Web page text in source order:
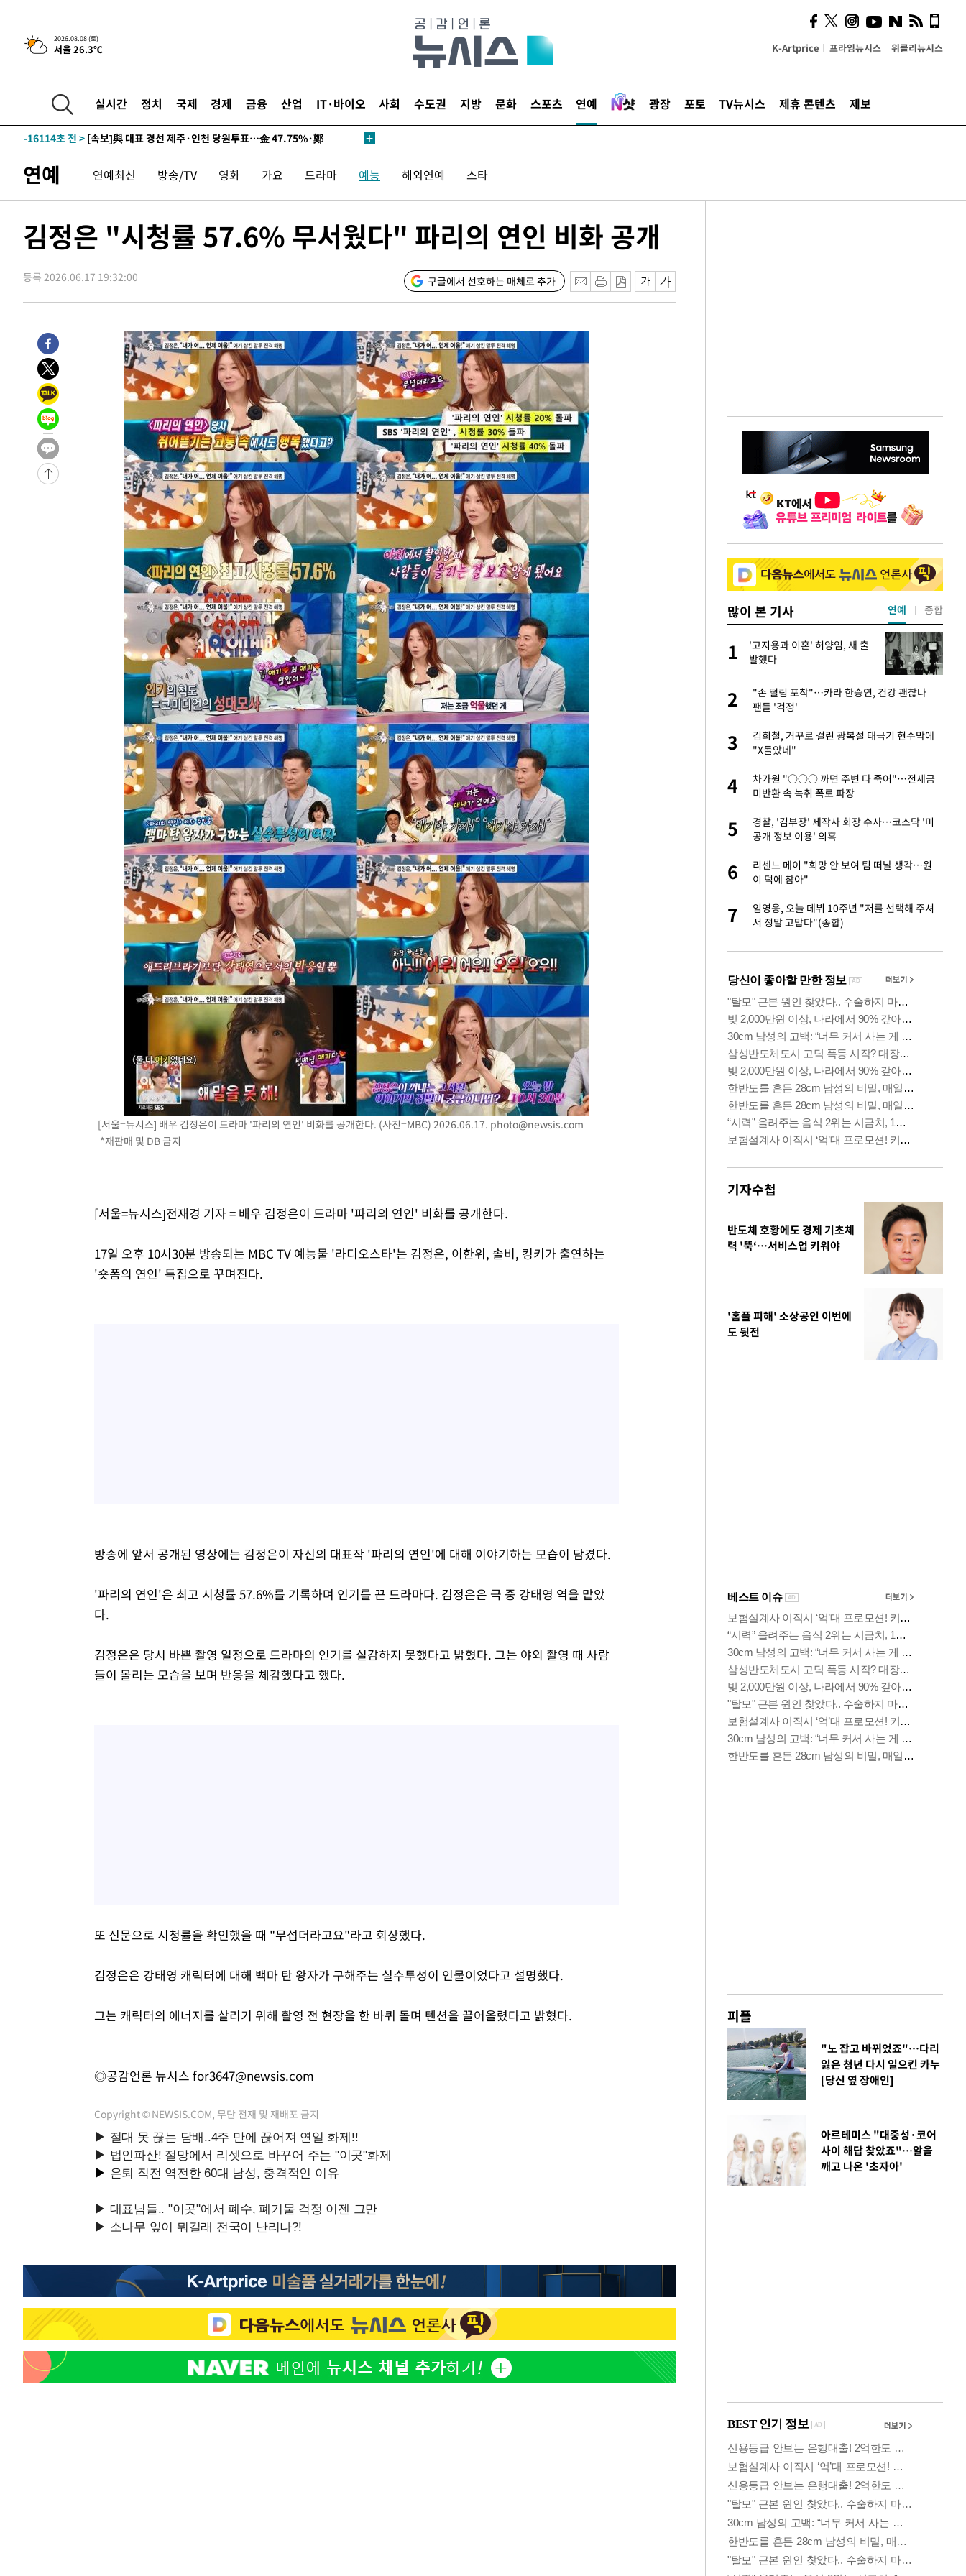
2026.08.08 (토)
서울 26.3℃ K-Artprice 프라임뉴시스 위클리뉴시스
실시간 정치 국제 경제 금융 산업 IT·바이오 사회 수도권 지방 문화 스포츠 연예 광장 포토 TV뉴시스 제휴 콘텐츠 제보
9시간 전 >[속보]뉴욕증시 상승 마감…S&P 0.6% 나스닥 1.3%↑
-25832초 전 >이란 "호르무즈 재개방 합의 근접…美 배상 선행돼야"
한민수·김용 순
-16832초 전 >
[속보]김민석, 與 전대 당원투표 누적 득표율 45.42%로 1위… 정
청래 44.56%
-16114초 전 >
42.08%·宋 10.17%
-15648초 전 > 이강인 "아틀레티코 이적 기뻐…등번호 7번 의미보단 팀 위해 뛸
-9357초 전 >
낮 최고 35도 '무더위'…동해안 시간당 30㎜ '강한 비'[내일날씨]
-8627초 전 >[속보]이강인 "감독님이 원하는 마음 느꼈고, 많은 트로피 원해 아틀
-7378초 전 >온열질환 사망자 3명 늘어…누적 환자 3000명 돌파
42분 전 >백운산서 80년근 천종산삼 9뿌리 발견…감정가 1.3억원
1시간 전 >선재도서 해루질 나섰다 실종 60대, 닷새 만에 숨진 채 발견
2시간 전 >
여수 오동도 해상서 모터보트 전복…1명 사망·1명 실종
3시간 전 >
극한폭염 한풀 꺾이지만…'낮 최고 35도' 무더위, 열대야 계속[다음주
날씨]
4시간 전 >
축구협회 "압수수색·성접대 논란 사과…쇄신의 기회로 삼겠다"
4시간 전 >
[속보]'압수수색·성접대 논란' 축구협회 "실망과 걱정 안겨드려 죄송"
7시간 전 >
'최고 37도' 폭염 지속…강원동해안 최대 150㎜ 비
9시간 전 >
[속보]뉴욕증시 상승 마감…S&P 0.6% 나스닥 1.3%↑
-25832초 전 >
이란 "호르무즈 재개방 합의 근접…美 배상 선행돼야"
-16879초 전 >
[속보]與최고위원 제주·인천 순회경선…박선원·최민희·서미화·
[속보]김민석, 與 전대 당원투표 누적 득표율 45.42%로 1위… 정
[속보]與 대표 경선 제주·인천 당원투표…金 47.75%·鄭
이강인 "아틀레티코 이적 기뻐…등번호 7번 의미보단 팀 위해 뛸
[속보]與 당대표 경선, 제주·인천 권리당원 투표 김민석 승리
낮 최고 35도 '무더위'…동해안 시간당 30㎜ '강한 비'[내일날씨]
[속보]이강인 "감독님이 원하는 마음 느꼈고, 많은 트로피 원해 아틀
수도권 40도 육박 '펄펄'…동해안 일부 지역엔 호의주의보
온열질환 사망자 3명 늘어…누적 환자 3000명 돌파
강릉에 시간당 81.4㎜ 물폭탄…도로 잠기고 담벼락 붕괴
백운산서 80년근 천종산삼 9뿌리 발견…감정가 1.3억원
선재도서 해루질 나섰다 실종 60대, 닷새 만에 숨진 채 발견
남자 농구, 나고야 아시안게임서 '홈팀' 일본과 한일전
여수 오동도 해상서 모터보트 전복…1명 사망·1명 실종
극한폭염 한풀 꺾이지만…'낮 최고 35도' 무더위, 열대야 계속[다음주
축구협회 "압수수색·성접대 논란 사과…쇄신의 기회로 삼겠다"
[속보]'압수수색·성접대 논란' 축구협회 "실망과 걱정 안겨드려 죄송"
'최고 37도' 폭염 지속…강원동해안 최대 150㎜ 비
[속보]뉴욕증시 상승 마감…S&P 0.6% 나스닥 1.3%↑
연예 연예최신 방송/TV 영화 가요 드라마 예능 해외연예 스타
김정은 "시청률 57.6% 무서웠다" 파리의 연인 비화 공개
등록 2026.06.17 19:32:00 구글에서 선호하는 매체로 추가
[서울=뉴시스] 배우 김정은이 드라마 '파리의 연인' 비화를 공개한다. (사진=MBC) 2026.06.17. photo@newsis.com
*재판매 및 DB 금지
[서울=뉴시스]전재경 기자 = 배우 김정은이 드라마 '파리의 연인' 비화를 공개한다.
17일 오후 10시30분 방송되는 MBC TV 예능물 '라디오스타'는 김정은, 이한위, 솔비, 킹키가 출연하는
'숏폼의 연인' 특집으로 꾸며진다.
방송에 앞서 공개된 영상에는 김정은이 자신의 대표작 '파리의 연인'에 대해 이야기하는 모습이 담겼다.
'파리의 연인'은 최고 시청률 57.6%를 기록하며 인기를 끈 드라마다. 김정은은 극 중 강태영 역을 맡았
다.
김정은은 당시 바쁜 촬영 일정으로 드라마의 인기를 실감하지 못했다고 밝혔다. 그는 야외 촬영 때 사람
들이 몰리는 모습을 보며 반응을 체감했다고 했다.
또 신문으로 시청률을 확인했을 때 "무섭더라고요"라고 회상했다.
김정은은 강태영 캐릭터에 대해 백마 탄 왕자가 구해주는 실수투성이 인물이었다고 설명했다.
그는 캐릭터의 에너지를 살리기 위해 촬영 전 현장을 한 바퀴 돌며 텐션을 끌어올렸다고 밝혔다.
◎공감언론 뉴시스 for3647@newsis.com
Copyright © NEWSIS.COM, 무단 전재 및 재배포 금지
많이 본 기사
1
'고지용과 이혼' 허양임, 새 출
발했다
2
"손 떨림 포착"…카라 한승연, 건강 괜찮나
팬들 '걱정'
3
김희철, 거꾸로 걸린 광복절 태극기 현수막에
"X돌았네"
4
'덜 똘똘한 한 채' 시대 오나…20억대 아파트
에 쏠리는 관심[세제 개편, 그 이후②]
5
차가원 "○○○ 까면 주변 다 죽어"…전세금
미반환 속 녹취 폭로 파장
6
외신 주목한 '축구협회 성접대 의혹'…2002
한일월드컵까지 소환
7
용산어린이정원 앞 즐비한 근조화환, 왜?[뉴
시스Pic]
1
'고지용과 이혼' 허양임, 새 출
발했다
2
"손 떨림 포착"…카라 한승연, 건강 괜찮나
팬들 '걱정'
3
김희철, 거꾸로 걸린 광복절 태극기 현수막에
"X돌았네"
4
차가원 "○○○ 까면 주변 다 죽어"…전세금
미반환 속 녹취 폭로 파장
5
경찰, '김부장' 제작사 회장 수사…코스닥 '미
공개 정보 이용' 의혹
6
리센느 메이 "희망 안 보여 팀 떠날 생각…원
이 덕에 참아"
7
임영웅, 오늘 데뷔 10주년 "저를 선택해 주셔
서 정말 고맙다"(종합)
연예 종합
기자수첩
반도체 호황에도 경제 기초체
력 '뚝‘…서비스업 키워야
'홈플 피해' 소상공인 이번에
도 뒷전
피플
"노 잡고 바뀌었죠"…다리
잃은 청년 다시 일으킨 카누
[당신 옆 장애인]
아르테미스 "대중성·코어
사이 해답 찾았죠"…알을
깨고 나온 '초자아'